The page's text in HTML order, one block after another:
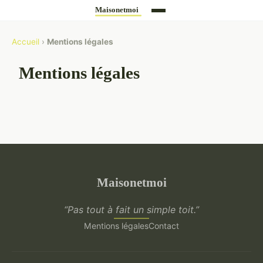
Accueil › Mentions légales
Mentions légales
Maisonetmoi
“Pas tout à fait un simple toit.”
Mentions légalesContact